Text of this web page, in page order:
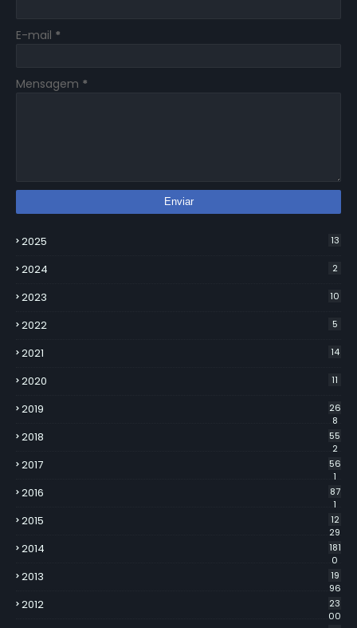
E-mail *
Mensagem *
2025 13
2024 2
2023 10
2022 5
2021 14
2020 11
2019
26
8
2018
55
2
2017
56
1
2016
87
1
2015
12
29
2014
181
0
2013
19
96
2012
23
00